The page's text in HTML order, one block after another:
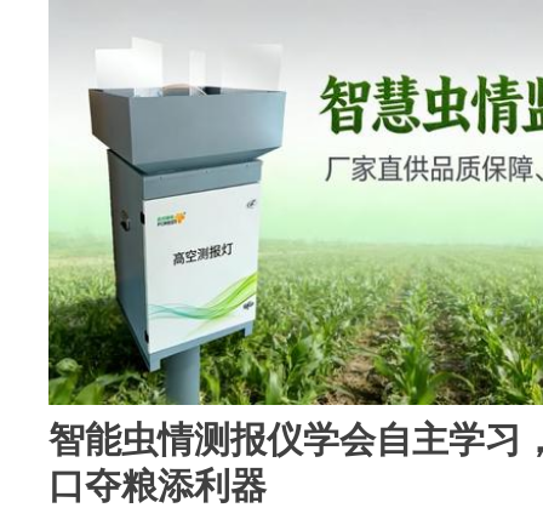
智能虫情测报仪学会自主学习
口夺粮添利器